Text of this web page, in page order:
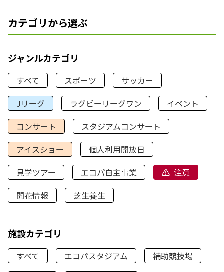
カテゴリから選ぶ
ジャンルカテゴリ
すべて スポーツ
サッカー
Jリーグ
ラグビーリーグワン
イベント
コンサート
スタジアムコンサート
アイスショー
個人利用開放日
見学ツアー
エコパ自主事業
注意
開花情報
芝生養生
施設カテゴリ
すべて エコパスタジアム
補助競技場